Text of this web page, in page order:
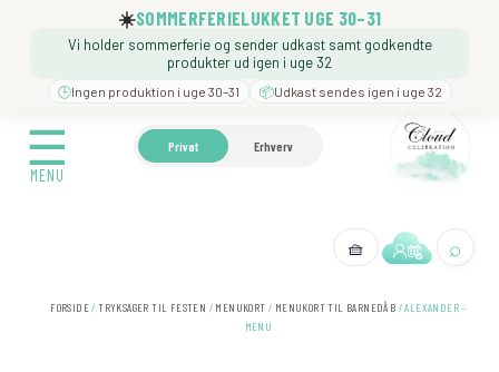
☀️SOMMERFERIELUKKET UGE 30–31
Vi holder sommerferie og sender udkast samt godkendte
produkter ud igen i uge 32
🕒Ingen produktion i uge 30–31 📦Udkast sendes igen i uge 32
☰
MENU
Privat Erhverv
🧺 ⌕
☰
MENU
🍼 BARNEDÅB ❓️ BESØG
FORSIDE/TRYKSAGER TIL FESTEN / MENUKORT / MENUKORT TIL BARNEDÅB / ALEXANDER –
MENU